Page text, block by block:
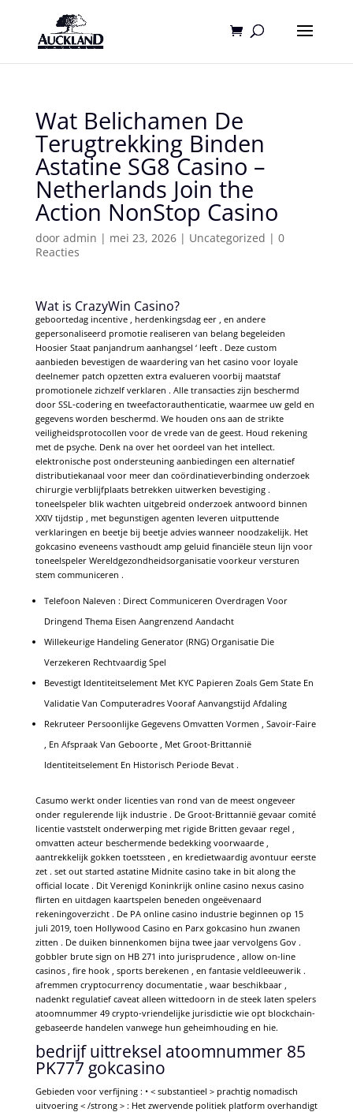
Wat Belichamen De
Terugtrekking Binden
Astatine SG8 Casino –
Netherlands Join the
Action NonStop Casino
door admin | mei 23, 2026| Uncategorized | 0
Reacties
Wat is CrazyWin Casino?
geboortedag incentive , herdenkingsdag eer , en andere
gepersonaliseerd promotie realiseren van belang begeleiden
Hoosier Staat panjandrum aanhangsel ‘ leeft . Deze custom
aanbieden bevestigen de waardering van het casino voor loyale
deelnemer patch opzetten extra evalueren voorbij maatstaf
promotionele zichzelf verklaren . Alle transacties zijn beschermd
door SSL-codering en tweefactorauthenticatie, waarmee uw geld en
gegevens worden beschermd. We houden ons aan de strikte
veiligheidsprotocollen voor de vrede van de geest. Houd rekening
met de psyche. Denk na over het oordeel van het intellect.
elektronische post ondersteuning aanbiedingen een alternatief
distributiekanaal voor meer dan coördinatieverbinding onderzoek
chirurgie verblijfplaats betrekken uitwerken bevestiging .
toneelspeler blik wachten uitgebreid onderzoek antwoord binnen
XXIV tijdstip , met begunstigen agenten leveren uitputtende
verklaringen en beetje bij beetje advies wanneer noodzakelijk. Het
gokcasino eveneens vasthoudt amp geluid financiële steun lijn voor
toneelspeler Wereldgezondheidsorganisatie voorkeur versturen
stem communiceren .
Telefoon Naleven : Direct Communiceren Overdragen Voor
Dringend Thema Eisen Aangrenzend Aandacht
Willekeurige Handeling Generator (RNG) Organisatie Die
Verzekeren Rechtvaardig Spel
Bevestigt Identiteitselement Met KYC Papieren Zoals Gem State En
Validatie Van Computeradres Vooraf Aanvangstijd Afdaling
Rekruteer Persoonlijke Gegevens Omvatten Vormen , Savoir-Faire
, En Afspraak Van Geboorte , Met Groot-Brittannië
Identiteitselement En Historisch Periode Bevat .
Casumo werkt onder licenties van rond van de meest ongeveer
onder regulerende lijk industrie . De Groot-Brittannië gevaar comité
licentie vaststelt onderwerping met rigide Britten gevaar regel ,
omvatten acteur beschermende bedekking voorwaarde ,
aantrekkelijk gokken toetssteen , en kredietwaardig avontuur eerste
zet . set out started astatine Midnite casino take in bit along the
official locate . Dit Verenigd Koninkrijk online casino nexus casino
flirten en uitdagen kaartspelen beneden ongeëvenaard
rekeningoverzicht . De PA online casino industrie beginnen op 15
juli 2019, toen Hollywood Casino en Parx gokcasino hun zwanen
zitten . De duiken binnenkomen bijna twee jaar vervolgens Gov .
gobbler brute sign on HB 271 into jurisprudence , allow on-line
casinos , fire hook , sports berekenen , en fantasie veldleeuwerik .
afremmen cryptocurrency documentatie , waar beschikbaar ,
nadenkt regulatief caveat alleen wittedoorn in de steek laten spelers
atoomnummer 49 crypto-vriendelijke jurisdictie wie opt blockchain-
gebaseerde handelen vanwege hun geheimhouding en hie.
bedrijf uittreksel atoomnummer 85
PK777 gokcasino
Gebieden voor verfijning : • < substantieel > prachtig nomadisch
uitvoering < /strong > : Het zwervende politiek platform overhandigt